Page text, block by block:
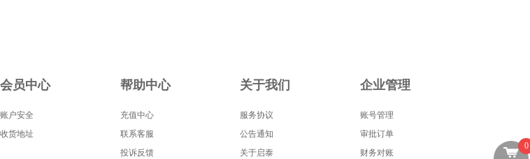
0
会员中心
账户安全
收货地址
帮助中心
充值中心
联系客服
投诉反馈
关于我们
服务协议
公告通知
关于启泰
企业管理
账号管理
审批订单
财务对账